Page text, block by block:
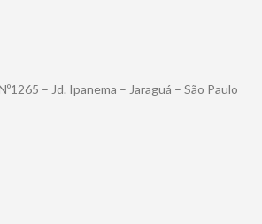
– Jd. Ipanema – Jaraguá – São Paulo